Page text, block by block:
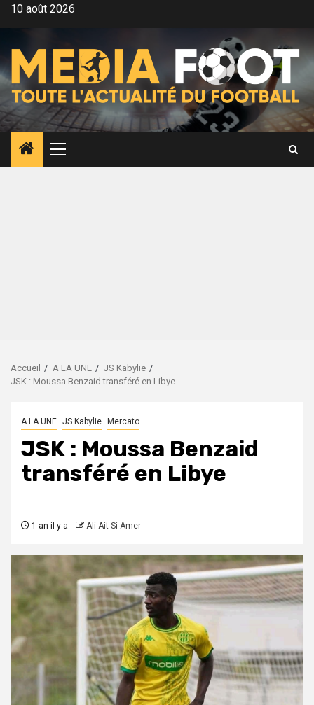
Aller10 août 2026
Menu
principal
Accueil A LA UNE
JS Kabylie
JSK : Moussa Benzaid transféré en Libye
A LA UNE JS Kabylie Mercato
JSK : Moussa Benzaid
transféré en Libye
1 an il y a Ali Ait Si Amer